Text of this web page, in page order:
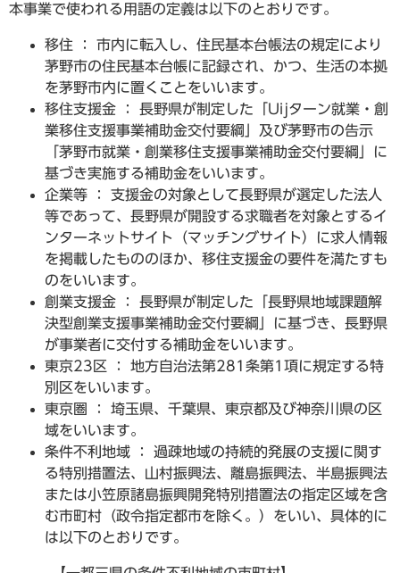
本事業で使われる用語の定義は以下のとおりです。
移住 ： 市内に転入し、住民基本台帳法の規定により
茅野市の住民基本台帳に記録され、かつ、生活の本拠
を茅野市内に置くことをいいます。
移住支援金 ： 長野県が制定した「Uijターン就業・創
業移住支援事業補助金交付要綱」及び茅野市の告示
「茅野市就業・創業移住支援事業補助金交付要綱」に
基づき実施する補助金をいいます。
企業等 ： 支援金の対象として長野県が選定した法人
等であって、長野県が開設する求職者を対象とするイ
ンターネットサイト（マッチングサイト）に求人情報
を掲載したもののほか、移住支援金の要件を満たすも
のをいいます。
創業支援金 ： 長野県が制定した「長野県地域課題解
決型創業支援事業補助金交付要綱」に基づき、長野県
が事業者に交付する補助金をいいます。
東京23区 ： 地方自治法第281条第1項に規定する特
別区をいいます。
東京圏 ： 埼玉県、千葉県、東京都及び神奈川県の区
域をいいます。
条件不利地域 ： 過疎地域の持続的発展の支援に関す
る特別措置法、山村振興法、離島振興法、半島振興法
または小笠原諸島振興開発特別措置法の指定区域を含
む市町村（政令指定都市を除く。）をいい、具体的に
は以下のとおりです。